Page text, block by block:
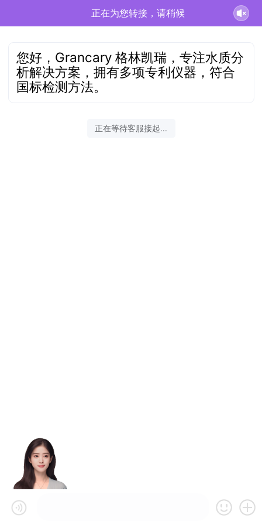
正在为您转接，请稍候
您好，Grancary 格林凯瑞，专注水质分
析解决方案，拥有多项专利仪器，符合
国标检测方法。
正在等待客服接起...